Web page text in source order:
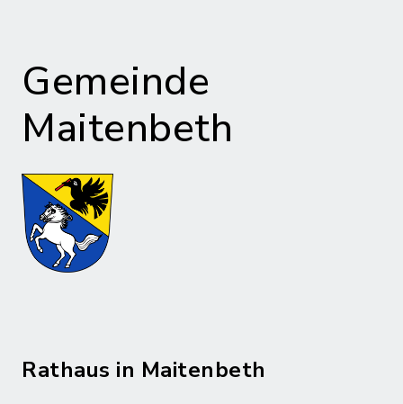
Gemeinde
Maitenbeth
Rathaus in Maitenbeth